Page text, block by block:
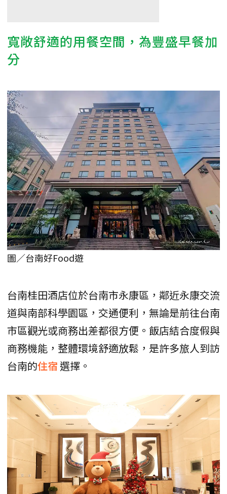
寬敞舒適的用餐空間，為豐盛早餐加
分
圖／台南好Food遊
台南桂田酒店位於台南市永康區，鄰近永康交流
道與南部科學園區，交通便利，無論是前往台南
市區觀光或商務出差都很方便。飯店結合度假與
商務機能，整體環境舒適放鬆，是許多旅人到訪
台南的住宿 選擇。